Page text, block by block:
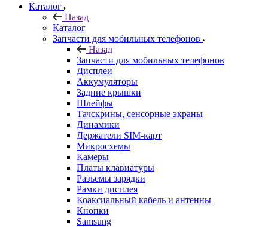
Каталог
Назад
Каталог
Запчасти для мобильных телефонов
Назад
Запчасти для мобильных телефонов
Дисплеи
Аккумуляторы
Задние крышки
Шлейфы
Тачскрины, сенсорные экраны
Динамики
Держатели SIM-карт
Микросхемы
Камеры
Платы клавиатуры
Разъемы зарядки
Рамки дисплея
Коаксиальный кабель и антенны
Кнопки
Samsung